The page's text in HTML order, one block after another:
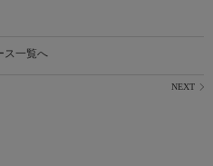
ス一覧へ